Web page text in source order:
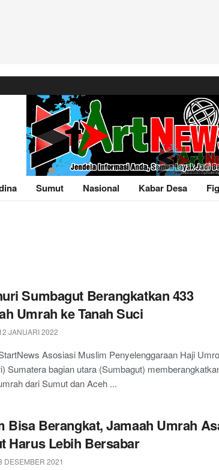
Sumut Nasional Kabar Desa
Sumbagut Berangkatkan 433
Umrah ke Tanah Suci
JANUARI 2022
Asosiasi Muslim Penyelenggaraan Haji
Sumatera bagian utara (Sumbagut)
dari Sumut dan Aceh ...
Bisa Berangkat, Jamaah Umrah
Harus Lebih Bersabar
DESEMBER 2021